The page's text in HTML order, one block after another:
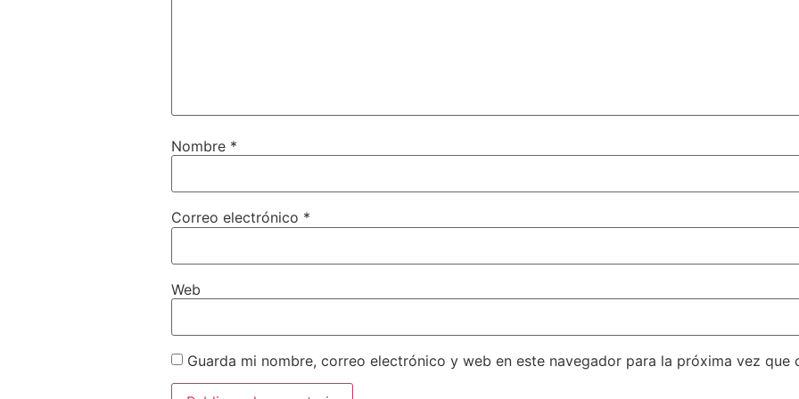
Nombre *
Correo electrónico *
Web
Guarda mi nombre, correo electrónico y web en este navegador para la próxima vez que